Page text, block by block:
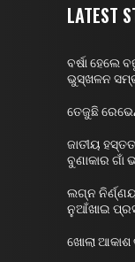
LATEST
ବର୍ଷା
ଭୁସ୍ଖଳନ
ତେଜୁଛି
ଜାତୀୟ
ବୁଣାକାର ଗାଁ
ଲଗ୍ନ
ନୁଆଁଖାଇ
ଖୋଲା ଆକାଶ